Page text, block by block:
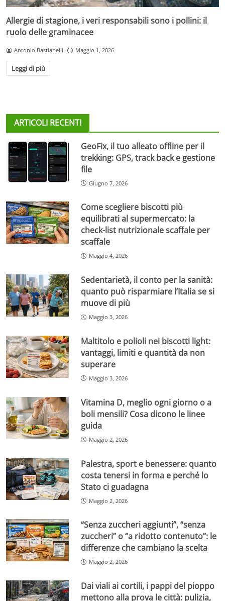
Allergie di stagione, i veri responsabili sono i pollini: il
ruolo delle graminacee
Antonio Bastianelli Maggio 1, 2026
Leggi di più
ARTICOLI RECENTI
GeoFix, il tuo alleato offline per il
trekking: GPS, track back e gestione
file
Giugno 7, 2026
Come scegliere biscotti più
equilibrati al supermercato: la
check-list nutrizionale scaffale per
scaffale
Maggio 4, 2026
Sedentarietà, il conto per la sanità:
quanto può risparmiare l’Italia se si
muove di più
Maggio 3, 2026
Maltitolo e polioli nei biscotti light:
vantaggi, limiti e quantità da non
superare
Maggio 3, 2026
Vitamina D, meglio ogni giorno o a
boli mensili? Cosa dicono le linee
guida
Maggio 2, 2026
Palestra, sport e benessere: quanto
costa tenersi in forma e perché lo
Stato ci guadagna
Maggio 2, 2026
“Senza zuccheri aggiunti”, “senza
zuccheri” o “a ridotto contenuto”: le
differenze che cambiano la scelta
Maggio 2, 2026
Dai viali ai cortili, i pappi del pioppo
mettono alla prova le città: pulizia,